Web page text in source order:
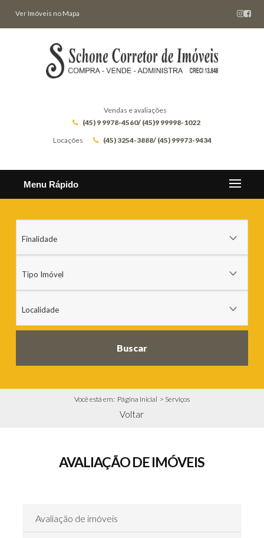
Ver Imóveis no Mapa
Vendas e avaliações
(45) 9 9978-4560/ (45)9 99998-1022
Locações
(45) 3254-3888/ (45) 99973-9434
Menu Rápido
Buscar
Você está em: Página Inicial > Serviços
Voltar
AVALIAÇÃO DE IMÓVEIS
Avaliação de imóveis